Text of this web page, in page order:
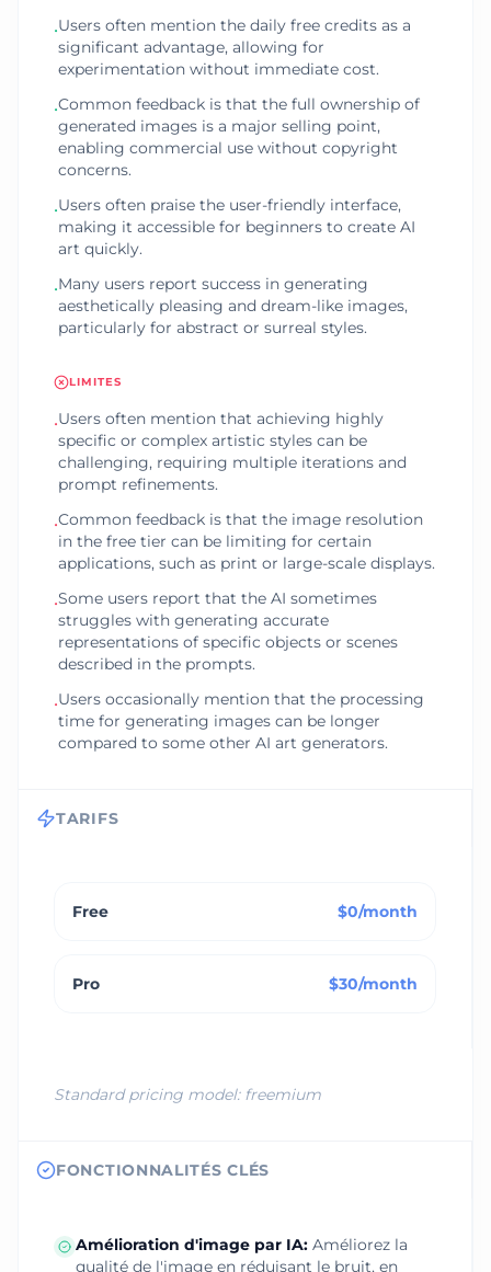
•Users often mention the daily free credits as a
significant advantage, allowing for
experimentation without immediate cost.
•Common feedback is that the full ownership of
generated images is a major selling point,
enabling commercial use without copyright
concerns.
•Users often praise the user-friendly interface,
making it accessible for beginners to create AI
art quickly.
•Many users report success in generating
aesthetically pleasing and dream-like images,
particularly for abstract or surreal styles.
LIMITES
•Users often mention that achieving highly
specific or complex artistic styles can be
challenging, requiring multiple iterations and
prompt refinements.
•Common feedback is that the image resolution
in the free tier can be limiting for certain
applications, such as print or large-scale displays.
•Some users report that the AI sometimes
struggles with generating accurate
representations of specific objects or scenes
described in the prompts.
•Users occasionally mention that the processing
time for generating images can be longer
compared to some other AI art generators.
TARIFS
Free $0/month
Pro $30/month
Standard pricing model: freemium
FONCTIONNALITÉS CLÉS
Amélioration d'image par IA: Améliorez la
qualité de l'image en réduisant le bruit, en